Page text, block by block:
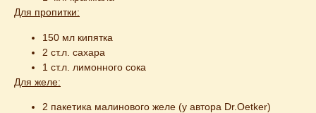
Для пропитки:
150 мл кипятка
2 ст.л. сахара
1 ст.л. лимонного сока
Для желе:
2 пакетика малинового желе (у автора Dr.Oetker)